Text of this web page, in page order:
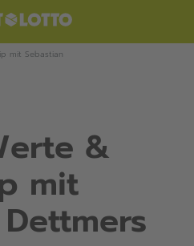
mit Sebastian
&
mit